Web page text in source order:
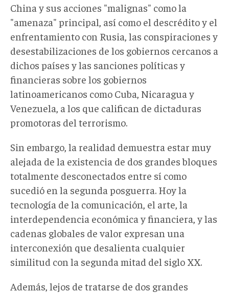
China y sus acciones "malignas" como la
"amenaza" principal, así como el descrédito y el
enfrentamiento con Rusia, las conspiraciones y
desestabilizaciones de los gobiernos cercanos a
dichos países y las sanciones políticas y
financieras sobre los gobiernos
latinoamericanos como Cuba, Nicaragua y
Venezuela, a los que califican de dictaduras
promotoras del terrorismo.
Sin embargo, la realidad demuestra estar muy
alejada de la existencia de dos grandes bloques
totalmente desconectados entre sí como
sucedió en la segunda posguerra. Hoy la
tecnología de la comunicación, el arte, la
interdependencia económica y financiera, y las
cadenas globales de valor expresan una
interconexión que desalienta cualquier
similitud con la segunda mitad del siglo XX.
Además, lejos de tratarse de dos grandes